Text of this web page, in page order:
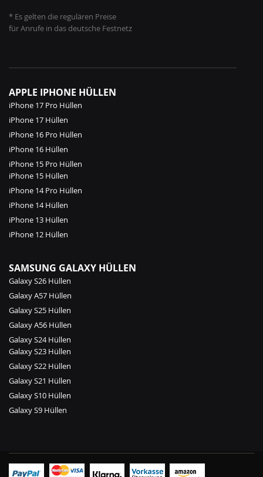
* Es gelten die regulären Preise
für Anrufe in das deutsche Festnetz
APPLE IPHONE HÜLLEN
iPhone 17 Pro Hüllen
iPhone 17 Hüllen
iPhone 16 Pro Hüllen
iPhone 16 Hüllen
iPhone 15 Pro Hüllen
iPhone 15 Hüllen
iPhone 14 Pro Hüllen
iPhone 14 Hüllen
iPhone 13 Hüllen
iPhone 12 Hüllen
SAMSUNG GALAXY HÜLLEN
Galaxy S26 Hüllen
Galaxy A57 Hüllen
Galaxy S25 Hüllen
Galaxy A56 Hüllen
Galaxy S24 Hüllen
Galaxy S23 Hüllen
Galaxy S22 Hüllen
Galaxy S21 Hüllen
Galaxy S10 Hüllen
Galaxy S9 Hüllen